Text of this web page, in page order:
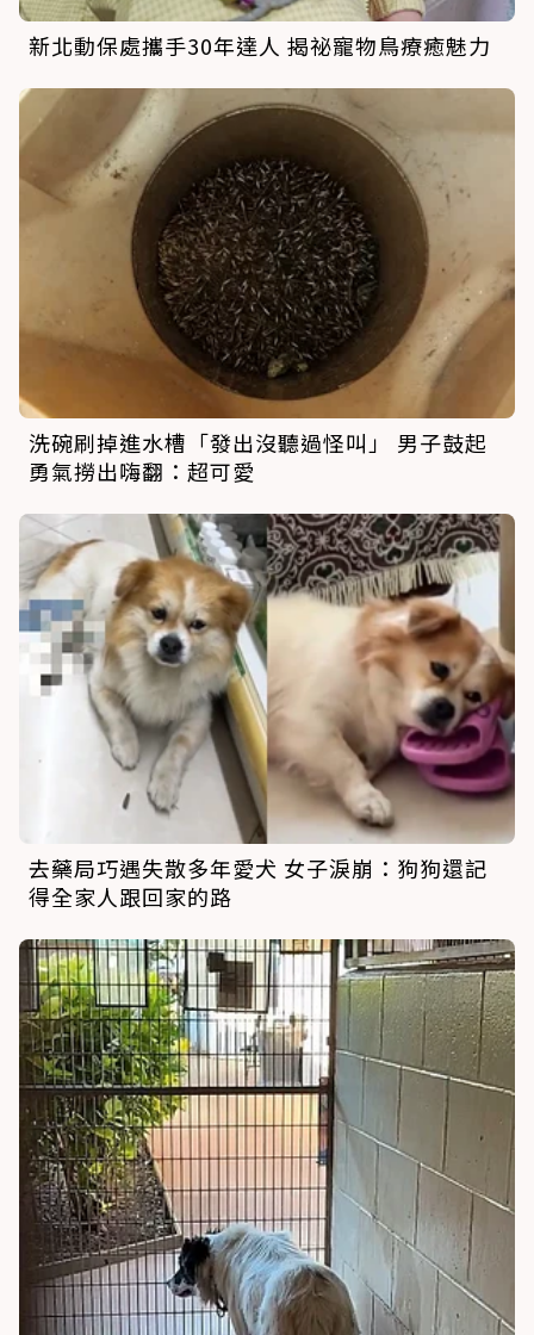
新北動保處攜手30年達人 揭祕寵物鳥療癒魅力
洗碗刷掉進水槽「發出沒聽過怪叫」 男子鼓起
勇氣撈出嗨翻：超可愛
去藥局巧遇失散多年愛犬 女子淚崩：狗狗還記
得全家人跟回家的路